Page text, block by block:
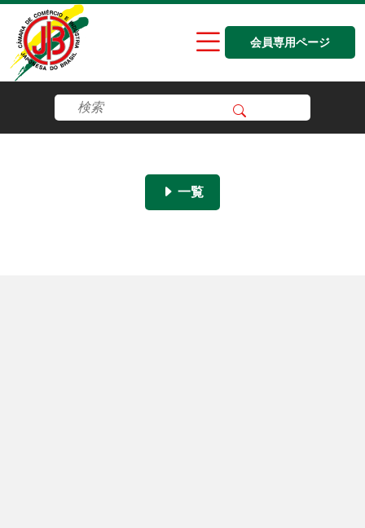
会員専用ページ
一覧